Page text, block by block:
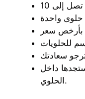
داخل
الحلوي.